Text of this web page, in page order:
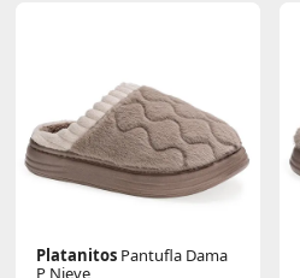
Platanitos Pantufla Dama
P Nieve